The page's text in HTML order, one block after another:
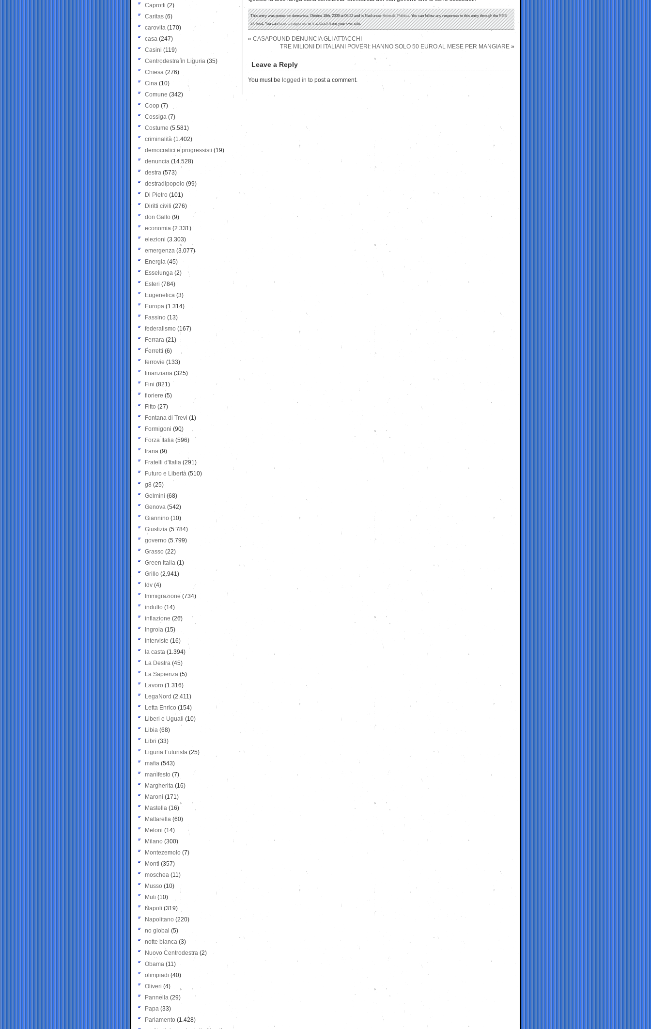
This entry was posted on domenica, Ottobre 18th, 2009 at 06:32 and is filed underAnimali,Politica. You can follow any responses to this entry through theRSS
2.0feed. You canleave a response, ortrackbackfrom your own site.
« CASAPOUND DENUNCIA GLI ATTACCHI
TRE MILIONI DI ITALIANI POVERI: HANNO SOLO 50 EURO AL MESE PER MANGIARE »
Leave a Reply
You must be logged in to post a comment.
Caprotti (2)
Caritas (6)
carovita (170)
casa (247)
Casini (119)
Centrodestra in Liguria (35)
Chiesa (276)
Cina (10)
Comune (342)
Coop (7)
Cossiga (7)
Costume (5.581)
criminalità (1.402)
democratici e progressisti (19)
denuncia (14.528)
destra (573)
destradipopolo (99)
Di Pietro (101)
Diritti civili (276)
don Gallo (9)
economia (2.331)
elezioni (3.303)
emergenza (3.077)
Energia (45)
Esselunga (2)
Esteri (784)
Eugenetica (3)
Europa (1.314)
Fassino (13)
federalismo (167)
Ferrara (21)
Ferretti (6)
ferrovie (133)
finanziaria (325)
Fini (821)
fioriere (5)
Fitto (27)
Fontana di Trevi (1)
Formigoni (90)
Forza Italia (596)
frana (9)
Fratelli d'Italia (291)
Futuro e Libertà (510)
g8 (25)
Gelmini (68)
Genova (542)
Giannino (10)
Giustizia (5.784)
governo (5.799)
Grasso (22)
Green Italia (1)
Grillo (2.941)
Idv (4)
Immigrazione (734)
indulto (14)
inflazione (26)
Ingroia (15)
Interviste (16)
la casta (1.394)
La Destra (45)
La Sapienza (5)
Lavoro (1.316)
LegaNord (2.411)
Letta Enrico (154)
Liberi e Uguali (10)
Libia (68)
Libri (33)
Liguria Futurista (25)
mafia (543)
manifesto (7)
Margherita (16)
Maroni (171)
Mastella (16)
Mattarella (60)
Meloni (14)
Milano (300)
Montezemolo (7)
Monti (357)
moschea (11)
Musso (10)
Muti (10)
Napoli (319)
Napolitano (220)
no global (5)
notte bianca (3)
Nuovo Centrodestra (2)
Obama (11)
olimpiadi (40)
Oliveri (4)
Pannella (29)
Papa (33)
Parlamento (1.428)